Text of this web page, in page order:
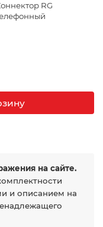
RG
на сайте.
и описанием на